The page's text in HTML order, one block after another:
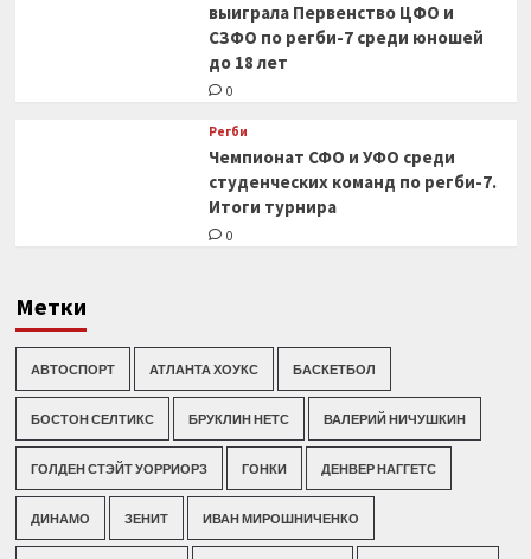
выиграла Первенство ЦФО и
СЗФО по регби-7 среди юношей
до 18 лет
0
Регби
Чемпионат СФО и УФО среди
студенческих команд по регби-7.
Итоги турнира
0
Метки
АВТОСПОРТ АТЛАНТА ХОУКС БАСКЕТБОЛ
БОСТОН СЕЛТИКС БРУКЛИН НЕТС ВАЛЕРИЙ НИЧУШКИН
ГОЛДЕН СТЭЙТ УОРРИОРЗ ГОНКИ ДЕНВЕР НАГГЕТС
ДИНАМО ЗЕНИТ ИВАН МИРОШНИЧЕНКО